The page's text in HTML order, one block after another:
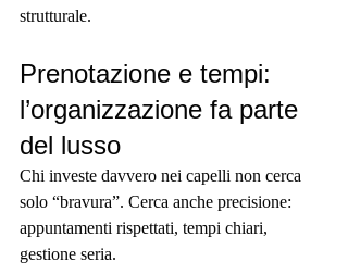
strutturale.
Prenotazione e tempi:
l’organizzazione fa parte
del lusso
Chi investe davvero nei capelli non cerca
solo “bravura”. Cerca anche precisione:
appuntamenti rispettati, tempi chiari,
gestione seria.